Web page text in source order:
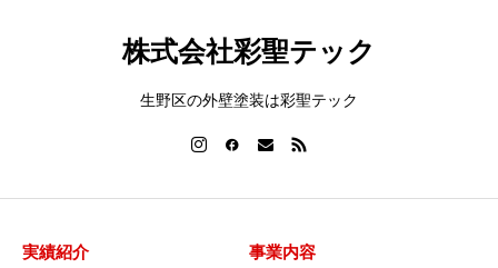
株式会社彩聖テック
生野区の外壁塗装は彩聖テック
実績紹介 事業内容